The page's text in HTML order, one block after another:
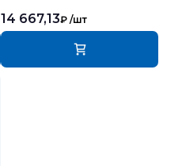
14 667,13₽ /шт